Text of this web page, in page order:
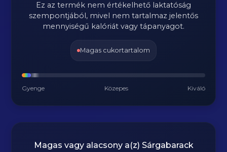
Ez az termék nem értékelhető laktatóság
szempontjából, mivel nem tartalmaz jelentős
mennyiségű kalóriát vagy tápanyagot.
Magas cukortartalom
Gyenge Közepes Kiváló
Magas vagy alacsony a(z) Sárgabarack